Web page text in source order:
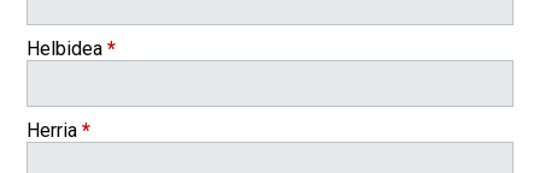
Helbidea *
Herria *